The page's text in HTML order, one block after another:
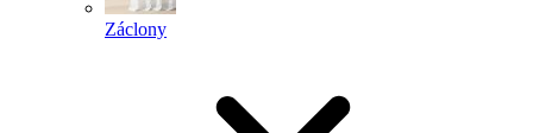
Záclony